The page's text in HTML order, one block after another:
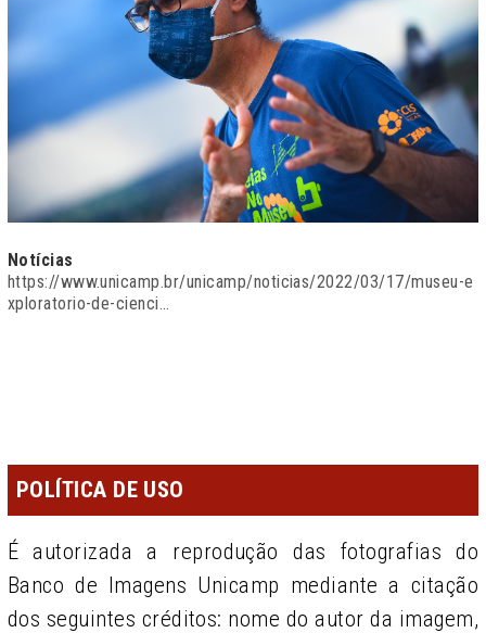
Notícias
https://www.unicamp.br/unicamp/noticias/2022/03/17/museu-e
xploratorio-de-cienci…
POLÍTICA DE USO
É autorizada a reprodução das fotografias do
Banco de Imagens Unicamp mediante a citação
dos seguintes créditos: nome do autor da imagem,